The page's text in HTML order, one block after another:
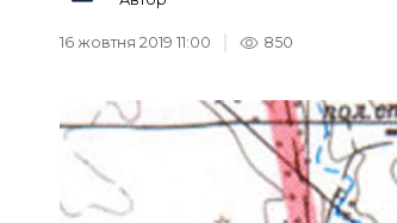
16 жовтня 2019 11:00 850